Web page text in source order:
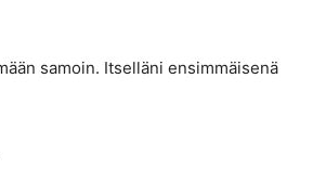
samoin. Itselläni ensimmäisenä